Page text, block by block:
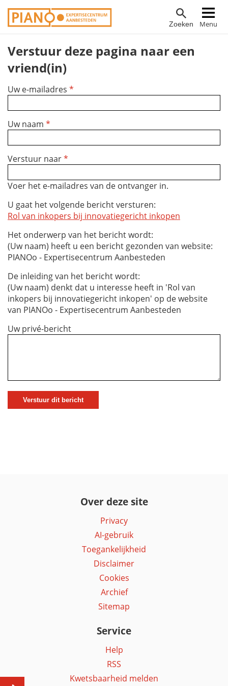
Overslaan
en
de
inhoud
gaan
Zoeken Menu
Hoofdnavigatie
Verstuur deze pagina naar een
vriend(in)
Uw e-mailadres *
Uw naam *
Verstuur naar*
Voer het e-mailadres van de ontvanger in.
U gaat het volgende bericht versturen:
Rol van inkopers bij innovatiegericht inkopen
Het onderwerp van het bericht wordt:
(Uw naam) heeft u een bericht gezonden van website:
PIANOo - Expertisecentrum Aanbesteden
De inleiding van het bericht wordt:
(Uw naam) denkt dat u interesse heeft in 'Rol van
inkopers bij innovatiegericht inkopen' op de website
van PIANOo - Expertisecentrum Aanbesteden
Uw privé-bericht
Over deze site
Privacy
AI-gebruik
Toegankelijkheid
Disclaimer
Cookies
Archief
Sitemap
Service
Help
RSS
Kwetsbaarheid melden